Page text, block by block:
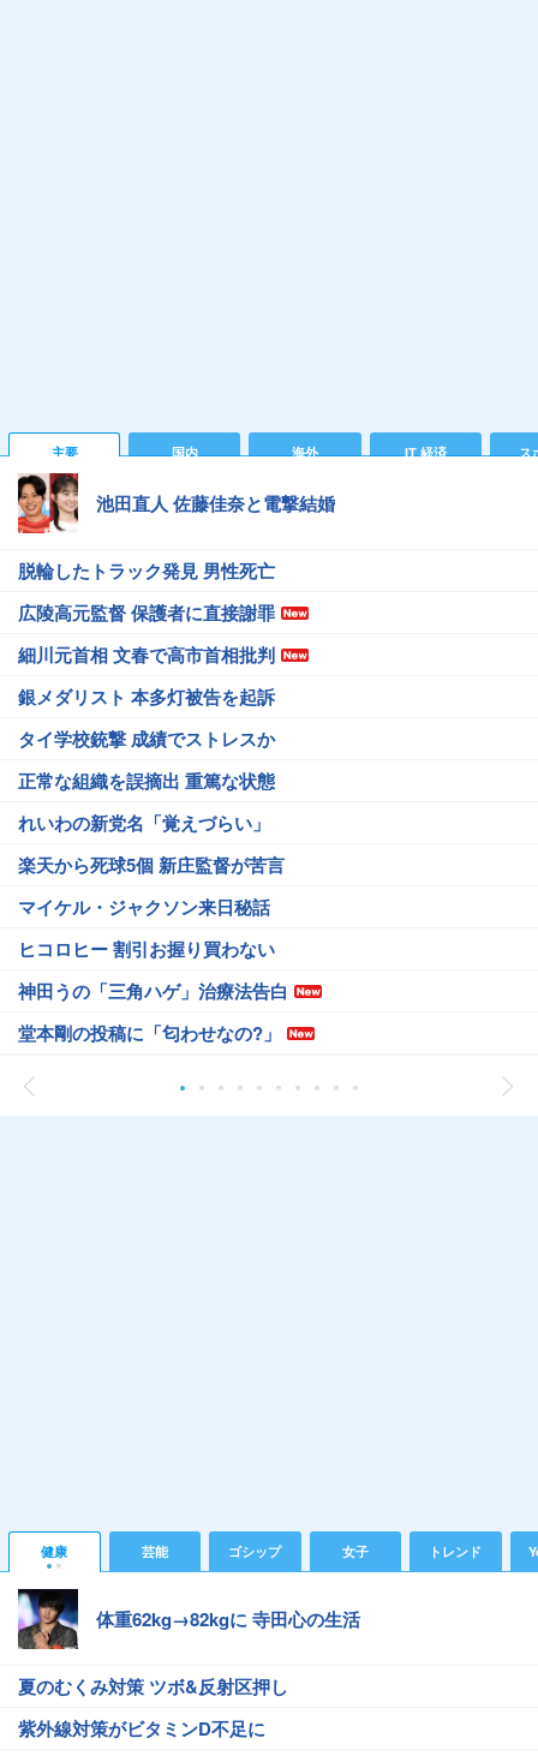
主要 国内 海外 IT 経済 ス
池田直人 佐藤佳奈と電撃結婚
脱輪したトラック発見 男性死亡
広陵高元監督 保護者に直接謝罪
細川元首相 文春で高市首相批判
銀メダリスト 本多灯被告を起訴
タイ学校銃撃 成績でストレスか
正常な組織を誤摘出 重篤な状態
れいわの新党名「覚えづらい」
楽天から死球5個 新庄監督が苦言
マイケル・ジャクソン来日秘話
ヒコロヒー 割引お握り買わない
神田うの「三角ハゲ」治療法告白
堂本剛の投稿に「匂わせなの?」
健康 芸能 ゴシップ 女子 トレンド
体重62kg→82kgに 寺田心の生活
夏のむくみ対策 ツボ&反射区押し
紫外線対策がビタミンD不足に